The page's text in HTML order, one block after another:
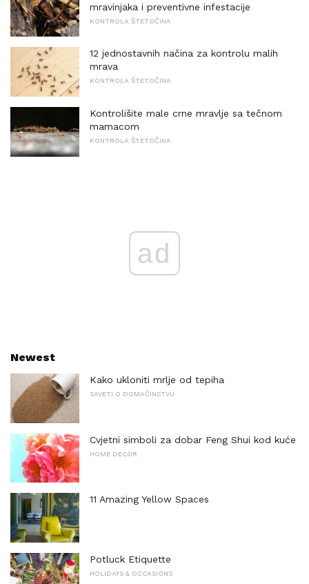
mravinjaka i preventivne infestacije
KONTROLA ŠTETOČINA
12 jednostavnih načina za kontrolu malih
mrava
KONTROLA ŠTETOČINA
Kontrolišite male crne mravlje sa tečnom
mamacom
KONTROLA ŠTETOČINA
ad
Newest
Kako ukloniti mrlje od tepiha
SAVETI O DOMAĆINSTVU
Cvjetni simboli za dobar Feng Shui kod kuće
HOME DECOR
11 Amazing Yellow Spaces
Potluck Etiquette
HOLIDAYS & OCCASIONS